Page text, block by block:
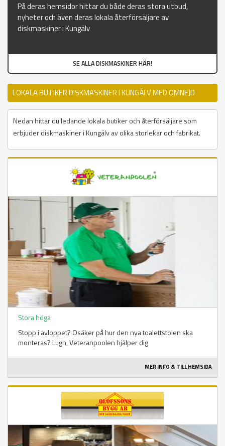
På deras hemsidor hittar du både deras stora utbud,
nyheter och även deras lokala återförsäljare av
diskmaskiner i Kungälv
SE ALLA DISKMASKINER HÄR!
LOKALA BUTIKER DISKMASKINER I KUNGÄLV MED OMNEJD
Nedan hittar du ledande lokala butiker och återförsäljare som
erbjuder diskmaskiner i Kungälv av olika storlekar och fabrikat.
Stora höga
Stopp i avloppet? Osäker på hur den nya toalettstolen ska
monteras? Lugn, Veteranpoolen hjälper dig
MER INFO & TILL HEMSIDA